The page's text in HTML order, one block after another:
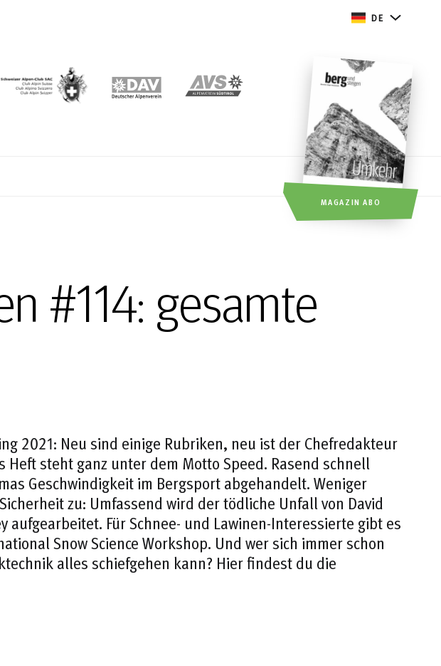
DE
MAGAZIN ABO
#114: gesamte
2021: Neu sind einige Rubriken, neu ist der Chefredakteur
Heft steht ganz unter dem MottoSpeed. Rasend schnell
Geschwindigkeit im Bergsport abgehandelt. Weniger
zu: Umfassend wird der tödliche Unfall von David
aufgearbeitet. Für Schnee- und Lawinen-Interessierte gibt es
Snow Science Workshop. Und wer sich immer schon
alles schiefgehen kann? Hier findest du die